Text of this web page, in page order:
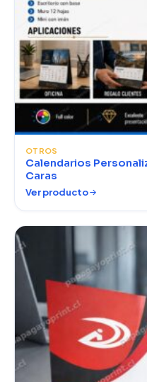
OTROS
Calendarios
Caras
Ver producto